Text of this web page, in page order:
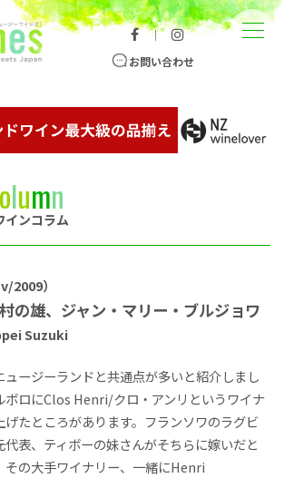
ニュージーランドワイン総合サイト
｜
お問い合わせ
メニュー
olumn
インコラム
2009）
の雄、ジャン・マリー・ブルジョワ
Suzuki
ュージーランドと共通点が多いと紹介しまし
ボロにClos Henri/クロ・アンリというワイナ
げたところがあります。フランソワのラグビ
表、ティボーの妹さんがそちらに嫁いだと
その大手ワイナリー、一緒にHenri